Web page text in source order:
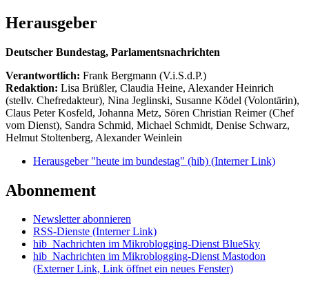
Herausgeber
Deutscher Bundestag, Parlamentsnachrichten
Verantwortlich: Frank Bergmann (V.i.S.d.P.)
Redaktion: Lisa Brüßler, Claudia Heine, Alexander Heinrich
(stellv. Chefredakteur), Nina Jeglinski, Susanne Ködel (Volontärin),
Claus Peter Kosfeld, Johanna Metz, Sören Christian Reimer (Chef
vom Dienst), Sandra Schmid, Michael Schmidt, Denise Schwarz,
Helmut Stoltenberg, Alexander Weinlein
Herausgeber "heute im bundestag" (hib) (Interner Link)
Abonnement
Newsletter abonnieren
RSS-Dienste (Interner Link)
hib_Nachrichten im Mikroblogging-Dienst BlueSky
hib_Nachrichten im Mikroblogging-Dienst Mastodon
(Externer Link, Link öffnet ein neues Fenster)